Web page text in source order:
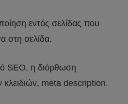
εντός σελίδας που
στη σελίδα.
SEO, η διόρθωση
meta description.